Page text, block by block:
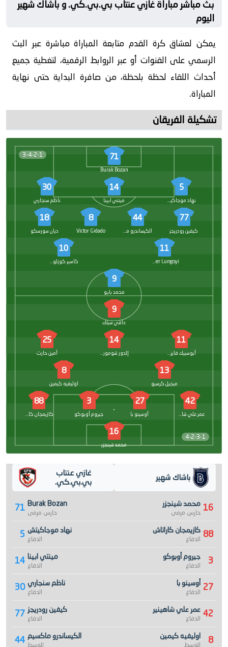
بث مباشر مباراة غازي عنتاب بي.بي.كي. و باشاك شهير
اليوم
يمكن لعشاق كرة القدم متابعة المباراة مباشرة عبر البث
الرسمي على القنوات أو عبر الروابط الرقمية، لتغطية جميع
أحداث اللقاء لحظة بلحظة، من صافرة البداية حتى نهاية
المباراة.
تشكيلة الفريقان
3-4-2-1 71
Burak Bozan
5
نهاد موجاكيتش
14
مينتي ابينا
30
ناظم سنجاري
77
كيفين رودريجز
44
الكيساندرو ماكسيم
8
Victor Gidado
18
ديان سورسكو
11
Christopher Lungoyi
10
كاسبر كوزلوفسكي
9
محمد بايو
4-2-3-1
9
دافي سيلك
11
أبوسبيك فايزولاييف
14
إلدور شومورودوف
25
أمين حارث
13
ميجيل كرسبو
8
اوليفيه كيمين
42
عمر علي شاهينير
27
أوسينو با
3
جيروم أوبوكو
88
كازيمجان كاراتاش
16
محمد شينجزر
غازي عنتاب
بي.بي.كي.
71 Burak Bozan
حارس مرمى
5 نهاد موجاكيتش
الدفاع
14 مينتي ابينا
الدفاع
30 ناظم سنجاري
الدفاع
77 كيفين رودريجز
الدفاع
44 الكيساندرو ماكسيم
الوسط
باشاك شهير
16 محمد شينجزر
حارس مرمى
88 كازيمجان كاراتاش
الدفاع
3 جيروم أوبوكو
الدفاع
27 أوسينو با
الدفاع
42 عمر علي شاهينير
الدفاع
8 اوليفيه كيمين
الوسط